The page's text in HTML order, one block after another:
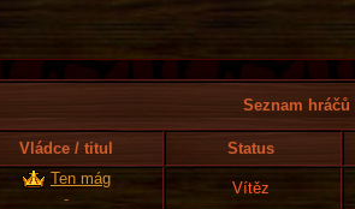
Seznam
Vládce / titul
Status
Ten mág
-
Vítěz